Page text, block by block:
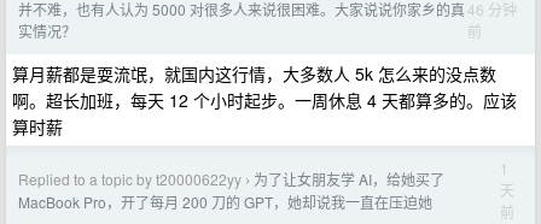
并不难，也有人认为 5000 对很多人来说很困难。大家说说你家乡的真
实情况？
46 分钟
前
算月薪都是耍流氓，就国内这行情，大多数人 5k 怎么来的没点数
啊。超长加班，每天 12 个小时起步。一周休息 4 天都算多的。应该
算时薪
Replied to a topic by t20000622yy › 为了让女朋友学 AI，给她买了
MacBook Pro，开了每月 200 刀的 GPT，她却说我一直在压迫她
1
天
前